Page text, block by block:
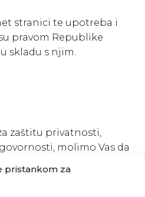
pristankom za
stranici te upotreba i
pravom Republike
skladu s njim.
zaštitu privatnosti,
molimo Vas da
na broj +385 97 719